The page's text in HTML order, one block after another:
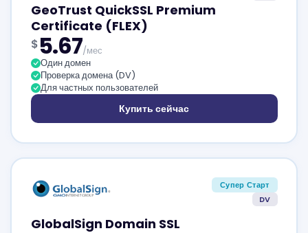
GeoTrust QuickSSL Premium
Certificate (FLEX)
$5.67/мес
Один домен
Проверка домена (DV)
Для частных пользователей
Купить сейчас
Супер Старт
DV
GlobalSign Domain SSL